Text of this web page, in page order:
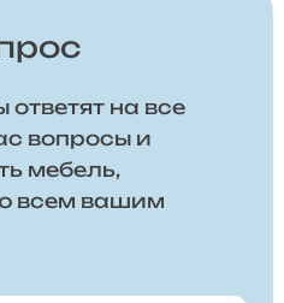
на все
вопросы и
мебель,
всем вашим